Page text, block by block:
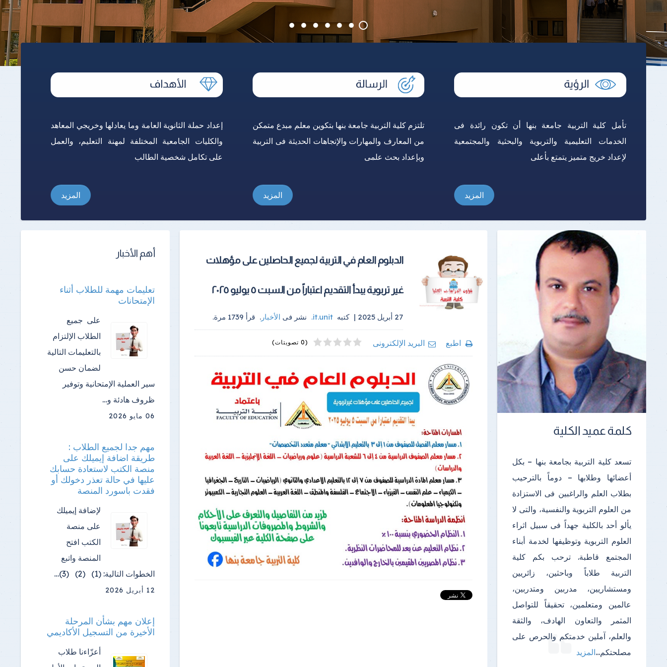
تأمل كلية التربية جامعة بنها أن تكون رائدة فى
الخدمات التعليمية والتربوية والبحثية والمجتمعية
لإعداد خريج متميز يتمتع بأعلى
المزيد
تلتزم كلية التربية جامعة بنها بتكوين معلم مبدع متمكن
من المعارف والمهارات والإتجاهات الحديثة فى التربية
وبإعداد بحث علمى
المزيد
إعداد حملة الثانوية العامة وما يعادلها وخريجي المعاهد
والكليات الجامعية المختلفة لمهنة التعليم، والعمل
على تكامل شخصية الطالب
المزيد
الدبلوم العام في التربية لجميع الحاصلين على مؤهلات
غير تربوية يبدأ التقديم اعتباراً من السبت ٥ يوليو ٢٠٢٥
27 أبريل 2025 | كتبه it.unit
. نشر فى الأخبار . قرأ 1739 مرة.
اطبع البريد الإلكترونى 1
2
3
4
5 (0 تصويتات)
كلمة عميد الكلية
تسعد كلية التربية بجامعة بنها – بكل
أعضائها وطلابها – دوماً بالترحيب
بطلاب العلم والراغبين فى الاستزادة
من العلوم التربوية والنفسية، والتى لا
يألو أحد بالكلية جهداً فى سبيل اثراء
العلوم التربوية وتوظيفها لخدمة أبناء
المجتمع قاطبة. ترحب بكم كلية
التربية طلاباً وباحثين، زائريين
ومستشاريين، مدربين ومتدربين،
عالمين ومتعلمين، تحقيقاً للتواصل
المثمر والتعاون الهادف، والثقة
والعلم، آملين خدمتكم والحرص على
مصلحتكم...المزيد
أهم الأخبار
تعليمات مهمة للطلاب أثناء
الإمتحانات
على جميع
الطلاب الإلتزام
بالتعليمات التالية
لضمان حسن
سير العملية الإمتحانية وتوفير
ظروف هادئة و…
06 مايو 2026
مهم جدا لجميع الطلاب :
طريقة اضافة إيميلك على
منصة الكتب لاستعادة حسابك
عليها في حالة تعذر دخولك أو
فقدت باسورد المنصة
لإضافة إيميلك
على منصة
الكتب افتح
المنصة واتبع
الخطوات التالية: (1) (2) (3)…
12 أبريل 2026
إعلان مهم بشأن المرحلة
الأخيرة من التسجيل الأكاديمي
أعزّاءنا طلاب